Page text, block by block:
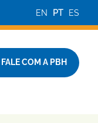
EN PT ES
FALE COM A PBH